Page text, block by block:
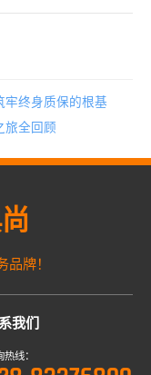
牢终身质保的根基
旅全回顾
牌！
我们
热线：